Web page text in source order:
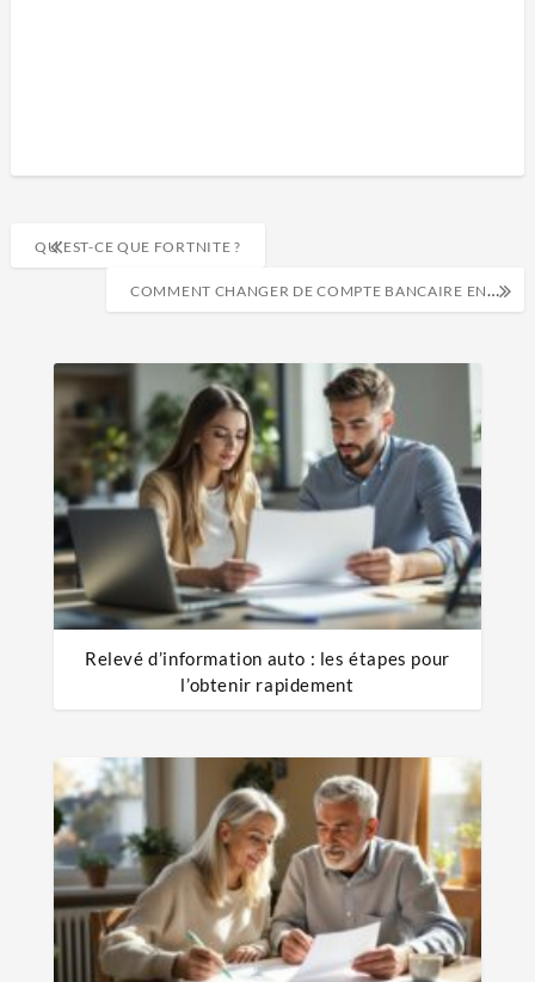
QU’EST-CE QUE FORTNITE ?
COMMENT CHANGER DE COMPTE BANCAIRE EN TOUTE SIMPLICITÉ
Relevé d’information auto : les étapes pour
l’obtenir rapidement